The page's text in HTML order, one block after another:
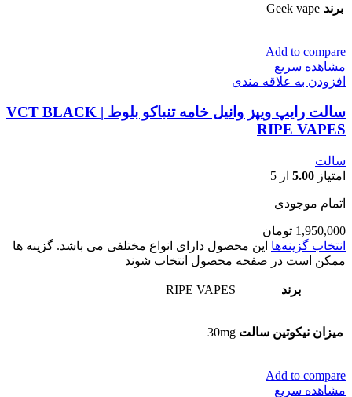
برند Geek vape
Add to compare
مشاهده سریع
افزودن به علاقه مندی
سالت رایپ ویپز وانیل خامه تنباکو بلوط | VCT BLACK
RIPE VAPES
سالت
امتیاز 5.00 از 5
اتمام موجودی
1,950,000 تومان
انتخاب گزینه‌ها این محصول دارای انواع مختلفی می باشد. گزینه ها
ممکن است در صفحه محصول انتخاب شوند
برند RIPE VAPES
میزان نیکوتین سالت 30mg
Add to compare
مشاهده سریع